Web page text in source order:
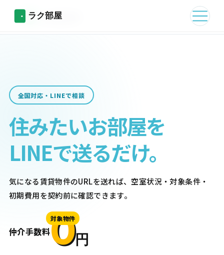
全国対応・LINEで相談
住みたいお部屋を
LINEで送るだけ。
気になる賃貸物件のURLを送れば、空室状況・対象条件・
初期費用を契約前に確認できます。
仲介手数料0円
対象物件